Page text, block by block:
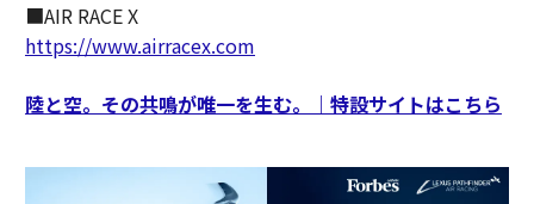
■AIR RACE X
https://www.airracex.com
陸と空。その共鳴が唯一を生む。｜特設サイトはこちら